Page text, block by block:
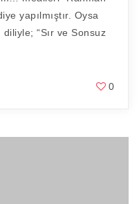
yapılmıştır. Oysa
“Sır ve Sonsuz
0